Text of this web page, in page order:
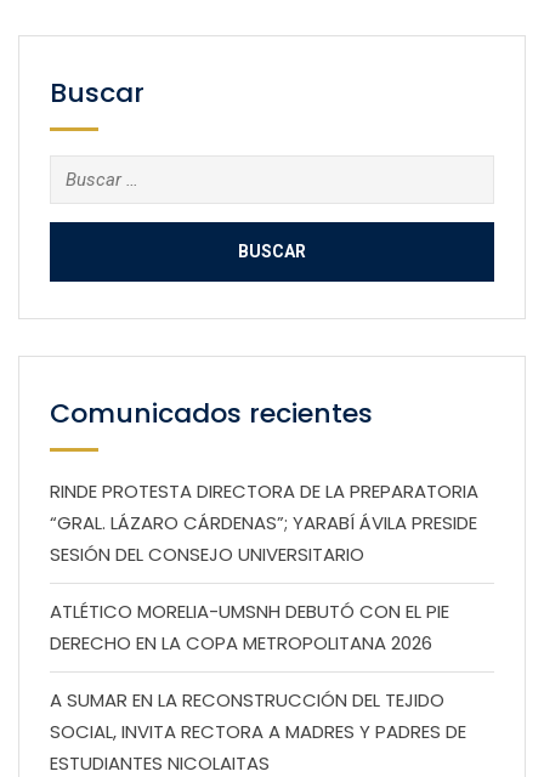
Buscar
Buscar:
Comunicados recientes
RINDE PROTESTA DIRECTORA DE LA PREPARATORIA
“GRAL. LÁZARO CÁRDENAS”; YARABÍ ÁVILA PRESIDE
SESIÓN DEL CONSEJO UNIVERSITARIO
ATLÉTICO MORELIA-UMSNH DEBUTÓ CON EL PIE
DERECHO EN LA COPA METROPOLITANA 2026
A SUMAR EN LA RECONSTRUCCIÓN DEL TEJIDO
SOCIAL, INVITA RECTORA A MADRES Y PADRES DE
ESTUDIANTES NICOLAITAS